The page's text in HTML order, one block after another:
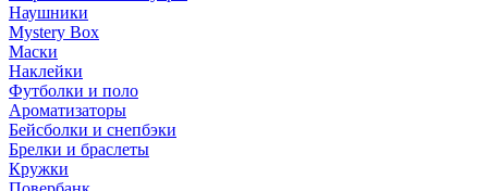
Наушники
Mystery Box
Маски
Наклейки
Футболки и поло
Ароматизаторы
Бейсболки и снепбэки
Брелки и браслеты
Кружки